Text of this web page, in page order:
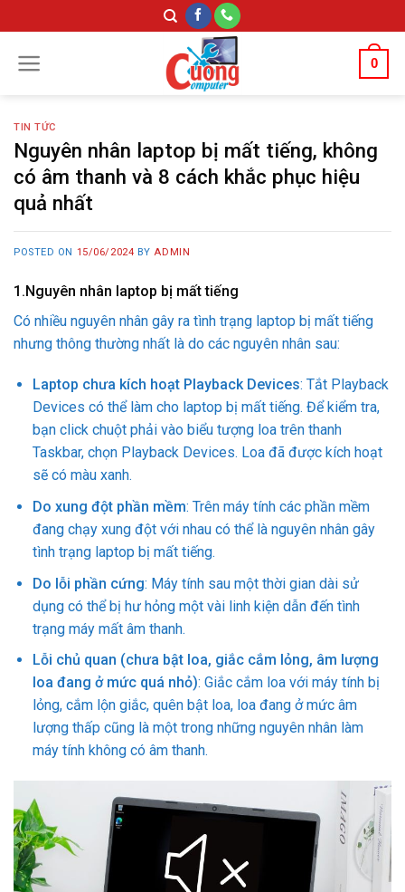
to
content
0
TIN TỨC
Nguyên nhân laptop bị mất tiếng, không
có âm thanh và 8 cách khắc phục hiệu
quả nhất
POSTED ON 15/06/2024 BY ADMIN
1.Nguyên nhân laptop bị mất tiếng
Có nhiều nguyên nhân gây ra tình trạng laptop bị mất tiếng
nhưng thông thường nhất là do các nguyên nhân sau:
Laptop chưa kích hoạt Playback Devices: Tắt Playback
Devices có thể làm cho laptop bị mất tiếng. Để kiểm tra,
bạn click chuột phải vào biểu tượng loa trên thanh
Taskbar, chọn Playback Devices. Loa đã được kích hoạt
sẽ có màu xanh.
Do xung đột phần mềm: Trên máy tính các phần mềm
đang chạy xung đột với nhau có thể là nguyên nhân gây
tình trạng laptop bị mất tiếng.
Do lỗi phần cứng: Máy tính sau một thời gian dài sử
dụng có thể bị hư hỏng một vài linh kiện dẫn đến tình
trạng máy mất âm thanh.
Lỗi chủ quan (chưa bật loa, giắc cắm lỏng, âm lượng
loa đang ở mức quá nhỏ): Giắc cắm loa với máy tính bị
lỏng, cắm lộn giắc, quên bật loa, loa đang ở mức âm
lượng thấp cũng là một trong những nguyên nhân làm
máy tính không có âm thanh.